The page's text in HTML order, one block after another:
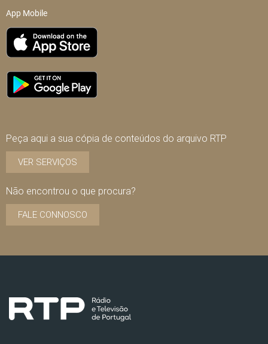
App Mobile
Peça aqui a sua cópia de conteúdos do arquivo RTP
VER SERVIÇOS
Não encontrou o que procura?
FALE CONNOSCO